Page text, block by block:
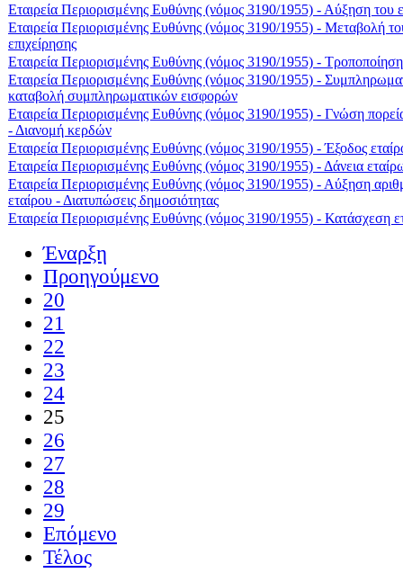
Εταιρεία Περιορισμένης Ευθύνης (νόμος 3190/1955) - Αύξηση του
Εταιρεία Περιορισμένης Ευθύνης (νόμος 3190/1955) - Μεταβολή
επιχείρησης
Εταιρεία Περιορισμένης Ευθύνης (νόμος 3190/1955) -
Εταιρεία Περιορισμένης Ευθύνης (νόμος 3190/1955) -
καταβολή συμπληρωματικών εισφορών
Εταιρεία Περιορισμένης Ευθύνης (νόμος 3190/1955) - Γνώση
- Διανομή κερδών
Εταιρεία Περιορισμένης Ευθύνης (νόμος 3190/1955) - Έξοδος
Εταιρεία Περιορισμένης Ευθύνης (νόμος 3190/1955) - Δάνεια
Εταιρεία Περιορισμένης Ευθύνης (νόμος 3190/1955) - Αύξηση
εταίρου - Διατυπώσεις δημοσιότητας
Εταιρεία Περιορισμένης Ευθύνης (νόμος 3190/1955) - Κατάσχεση
Έναρξη
Προηγούμενο
20
21
22
23
24
25
26
27
28
29
Επόμενο
Τέλος